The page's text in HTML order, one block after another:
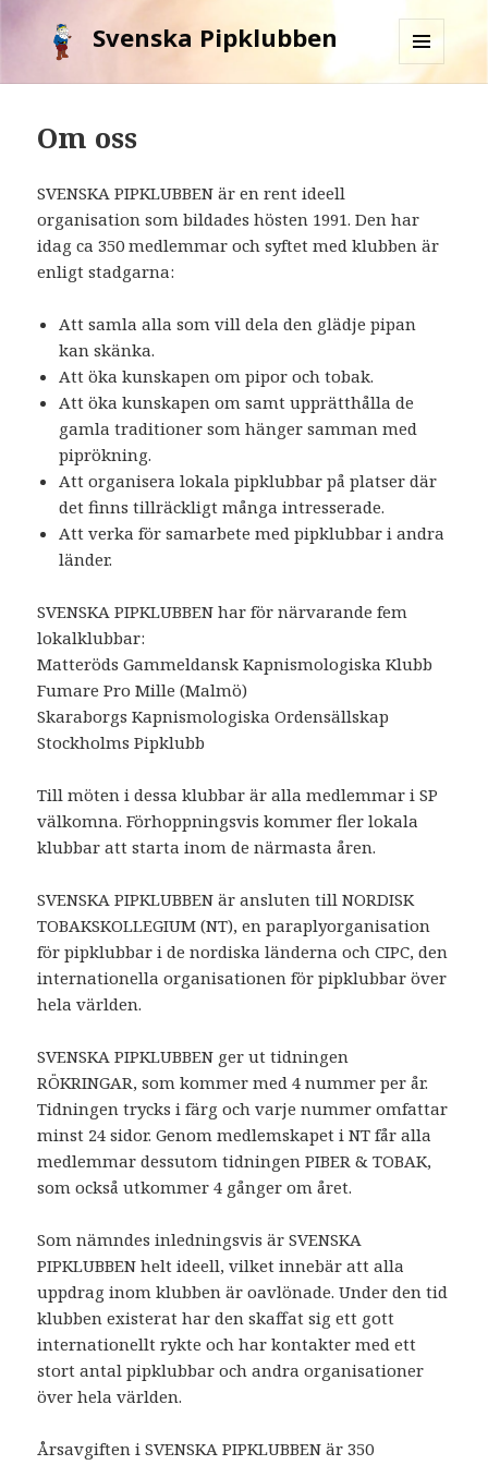
Svenska Pipklubben
MENY
Om oss
SVENSKA PIPKLUBBEN är en rent ideell
organisation som bildades hösten 1991. Den har
idag ca 350 medlemmar och syftet med klubben är
enligt stadgarna:
Att samla alla som vill dela den glädje pipan
kan skänka.
Att öka kunskapen om pipor och tobak.
Att öka kunskapen om samt upprätthålla de
gamla traditioner som hänger samman med
piprökning.
Att organisera lokala pipklubbar på platser där
det finns tillräckligt många intresserade.
Att verka för samarbete med pipklubbar i andra
länder.
SVENSKA PIPKLUBBEN har för närvarande fem
lokalklubbar:
Matteröds Gammeldansk Kapnismologiska Klubb
Fumare Pro Mille (Malmö)
Skaraborgs Kapnismologiska Ordensällskap
Stockholms Pipklubb
Till möten i dessa klubbar är alla medlemmar i SP
välkomna. Förhoppningsvis kommer fler lokala
klubbar att starta inom de närmasta åren.
SVENSKA PIPKLUBBEN är ansluten till NORDISK
TOBAKSKOLLEGIUM (NT), en paraplyorganisation
för pipklubbar i de nordiska länderna och CIPC, den
internationella organisationen för pipklubbar över
hela världen.
SVENSKA PIPKLUBBEN ger ut tidningen
RÖKRINGAR, som kommer med 4 nummer per år.
Tidningen trycks i färg och varje nummer omfattar
minst 24 sidor. Genom medlemskapet i NT får alla
medlemmar dessutom tidningen PIBER & TOBAK,
som också utkommer 4 gånger om året.
Som nämndes inledningsvis är SVENSKA
PIPKLUBBEN helt ideell, vilket innebär att alla
uppdrag inom klubben är oavlönade. Under den tid
klubben existerat har den skaffat sig ett gott
internationellt rykte och har kontakter med ett
stort antal pipklubbar och andra organisationer
över hela världen.
Årsavgiften i SVENSKA PIPKLUBBEN är 350